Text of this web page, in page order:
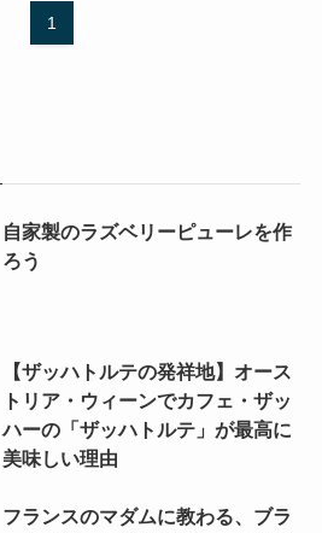
1
自家製のラズベリーピューレを作
ろう
【ザッハトルテの発祥地】オース
トリア・ウィーンでカフェ・ザッ
ハーの「ザッハトルテ」が最高に
美味しい理由
フランスのマダムに教わる、ブラ